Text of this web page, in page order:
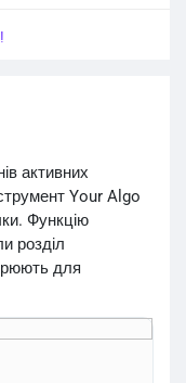
активних
Your Algo
Функцію
розділ
для
зросла на
500m-users-